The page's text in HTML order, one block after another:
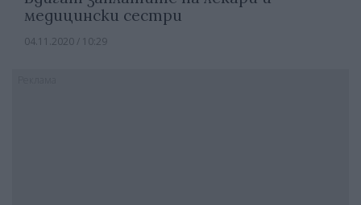
медицински сестри
04.11.2020 / 10:29